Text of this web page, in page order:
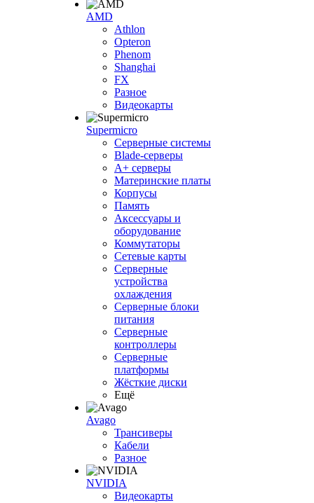
AMD
Athlon
Opteron
Phenom
Shanghai
FX
Разное
Видеокарты
Supermicro
Серверные системы
Blade-серверы
A+ серверы
Материнские платы
Корпусы
Память
Аксессуары и
оборудование
Коммутаторы
Сетевые карты
Серверные
устройства
охлаждения
Серверные блоки
питания
Серверные
контроллеры
Серверные
платформы
Жёсткие диски
Ещё
Avago
Трансиверы
Кабели
Разное
NVIDIA
Видеокарты